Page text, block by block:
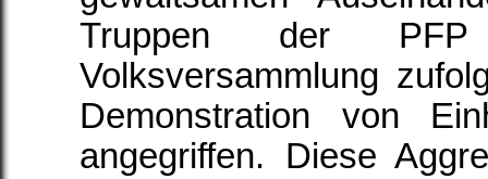
Truppen der PFP
Volksversammlung
Demonstration von
angegriffen. Diese